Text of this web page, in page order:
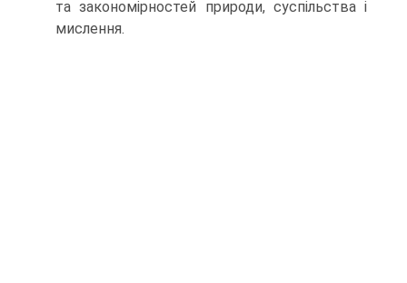
та закономірностей природи, суспільства і
мислення.